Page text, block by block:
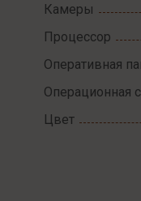
Камеры
Процессор
Оперативная
Операционная
Цвет